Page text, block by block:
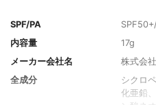
SPF/PA
内容量
17g
メーカー会社名
株式会
全成分
シクロ
化亜鉛